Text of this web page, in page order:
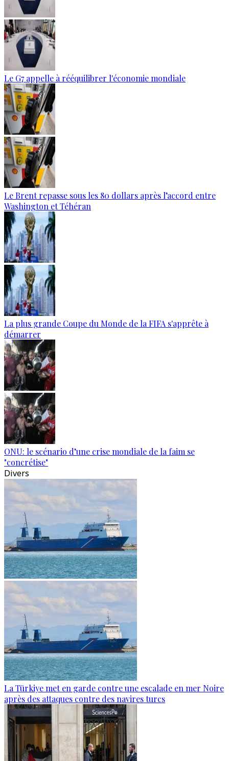
Le G7 appelle à rééquilibrer l'économie mondiale
Le Brent repasse sous les 80 dollars après l’accord entre
Washington et Téhéran
La plus grande Coupe du Monde de la FIFA s'apprête à
démarrer
ONU: le scénario d’une crise mondiale de la faim se
"concrétise"
Divers
La Türkiye met en garde contre une escalade en mer Noire
après des attaques contre des navires turcs